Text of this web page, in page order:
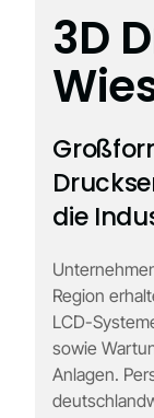
3D
die
Region
LCD-
sowie
Anlagen.